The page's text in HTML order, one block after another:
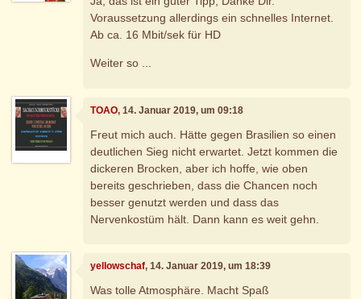
Voraussetzung allerdings ein schnelles Internet.
Ab ca. 16 Mbit/sek für HD
Weiter so ...
TOAO, 14. Januar 2019, um 09:18
Freut mich auch. Hätte gegen Brasilien so einen
deutlichen Sieg nicht erwartet. Jetzt kommen die
dickeren Brocken, aber ich hoffe, wie oben
bereits geschrieben, dass die Chancen noch
besser genutzt werden und dass das
Nervenkostüm hält. Dann kann es weit gehn.
yellowschaf, 14. Januar 2019, um 18:39
Was tolle Atmosphäre. Macht Spaß